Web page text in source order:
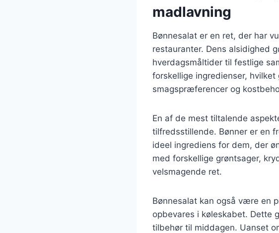
madlavning
Bønnesalat er en ret, der har
restauranter. Dens alsidighed
hverdagsmåltider til festlige
forskellige ingredienser,
smagspræferencer og
En af de mest tiltalende
tilfredsstillende. Bønner er en
ideel ingrediens for dem, der
med forskellige grøntsager,
velsmagende ret.
Bønnesalat kan også være en
opbevares i køleskabet. Dette
tilbehør til middagen. Uanset